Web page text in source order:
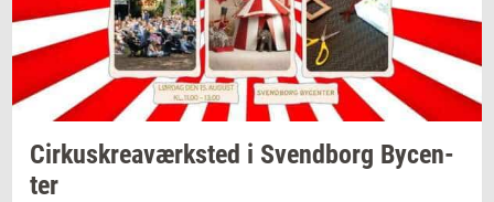
Cir­kuskrea­værk­sted i Svend­borg By­cen­
ter